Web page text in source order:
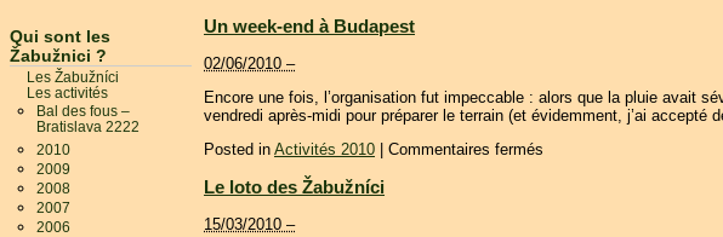
Un week-end à Budapest
02/06/2010 –
Encore une fois, l’organisation fut impeccable : alors que la pluie avait
vendredi après-midi pour préparer le terrain (et évidemment, j’ai
Posted in Activités 2010 Commentaires fermés
Le loto des Žabužníci
15/03/2010 –
Qui sont les
Žabužnici ?
Les Žabužníci
Les activités
Bal des fous –
Bratislava 2222
2010
2009
2008
2007
2006